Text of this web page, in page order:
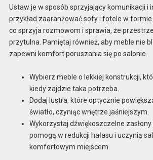
Ustaw je w sposób sprzyjający komunikacji i
przykład zaaranżować sofy i fotele w formie
co sprzyja rozmowom i sprawia, że
przytulna. Pamiętaj również, aby meble nie
zapewni komfort poruszania się po salonie.
Wybierz meble o lekkiej konstrukcji,
kiedy zajdzie taka potrzeba.
Dodaj lustra, które optycznie
światło, czyniąc wnętrze jaśniejszym.
Wykorzystaj dźwiękoszczelne
pomogą w redukcji hałasu i uczynią
komfortowym miejscem.